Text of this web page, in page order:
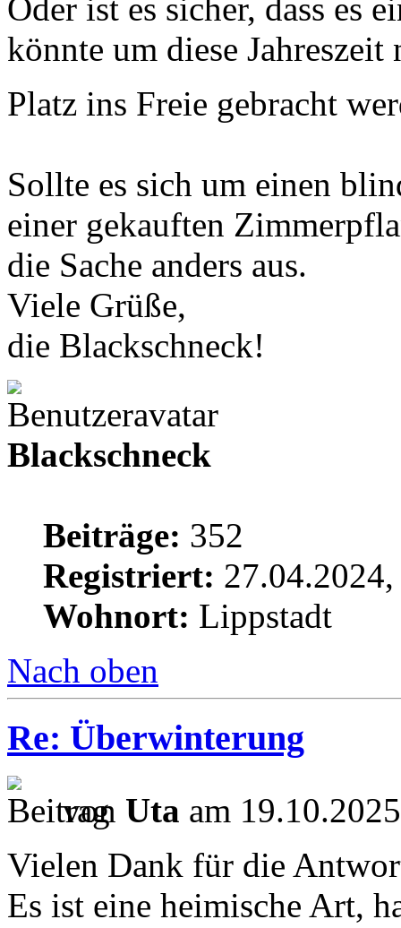
Oder ist es sicher, dass es
könnte um diese Jahreszeit
Platz ins Freie gebracht
Sollte es sich um einen
einer gekauften
die Sache anders aus.
Viele Grüße,
die Blackschneck!
Blackschneck
Beiträge: 352
Registriert:
Wohnort: Lippstadt
Nach oben
Re: Überwinterung
von Uta am
Vielen Dank für die
Es ist eine heimische Art,